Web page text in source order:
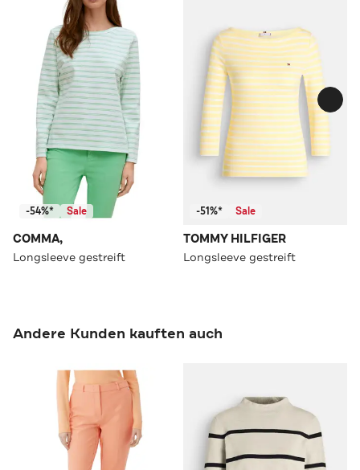
-54%* Sale
COMMA,
Longsleeve gestreift
-51%* Sale
TOMMY HILFIGER
Longsleeve gestreift
Andere Kunden kauften auch